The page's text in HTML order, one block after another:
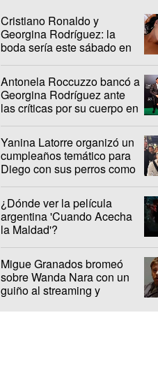
Cristiano Ronaldo y
Georgina Rodríguez: la
boda sería este sábado en
Antonela Roccuzzo bancó a
Georgina Rodríguez ante
las críticas por su cuerpo en
Yanina Latorre organizó un
cumpleaños temático para
Diego con sus perros como
¿Dónde ver la película
argentina 'Cuando Acecha
la Maldad'?
Migue Granados bromeó
sobre Wanda Nara con un
guiño al streaming y